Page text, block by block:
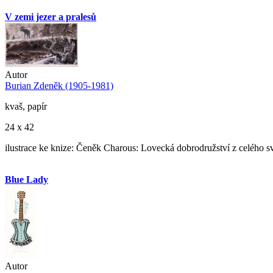
V zemi jezer a pralesů
Autor
Burian Zdeněk (1905-1981)
kvaš, papír
24 x 42
ilustrace ke knize: Čeněk Charous: Lovecká dobrodružství z celého
Blue Lady
Autor